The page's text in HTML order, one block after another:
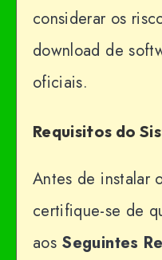
considerar os
download de
oficiais.
Requisitos do
Antes de instalar
certifique-se de
aos Seguintes